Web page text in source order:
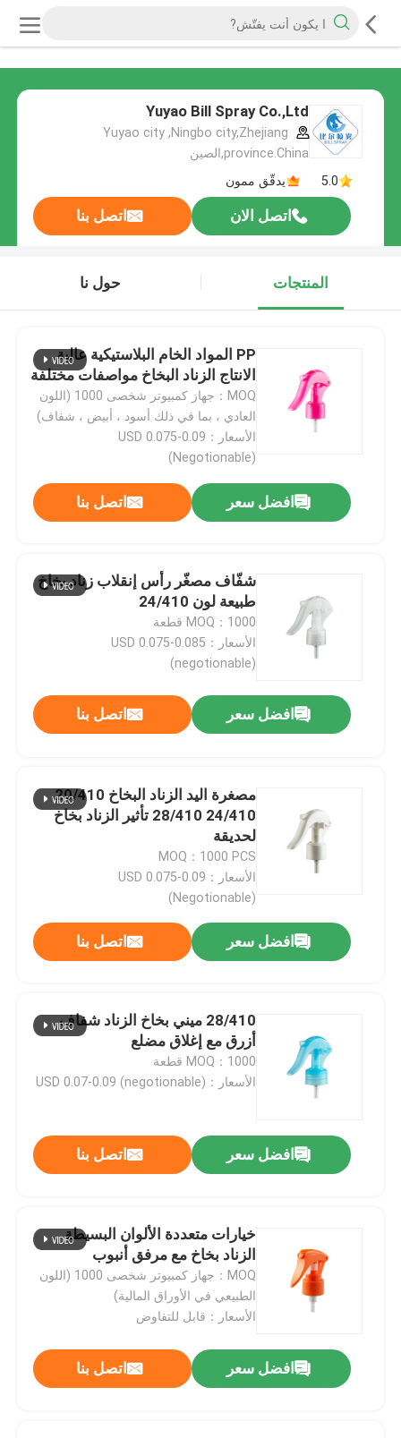
Yuyao Bill Spray Co.,Ltd
Yuyao city ,Ningbo city,Zhejiang
province.China,الصين
5.0
يدقّق ممون
اتصل الان اتصل بنا
المنتجات حول نا
PP المواد الخام البلاستيكية عالية
الانتاج الزناد البخاخ مواصفات مختلفة
MOQ：جهاز كمبيوتر شخصى 1000 (اللون
العادي ، بما في ذلك أسود ، أبيض ، شفاف)
الأسعار：USD 0.075-0.09
(Negotionable)
افضل سعر اتصل بنا
شفّاف مصغّر رأس إنقلاب زناد بخاخ
طبيعة لون 24/410
MOQ：1000 قطعة
الأسعار：USD 0.075-0.085
(negotionable)
افضل سعر اتصل بنا
مصغرة اليد الزناد البخاخ 20/410
24/410 28/410 تأثير الزناد بخاخ
لحديقة
MOQ：1000 PCS
الأسعار：USD 0.075-0.09
(Negotionable)
افضل سعر اتصل بنا
28/410 ميني بخاخ الزناد شفاف
أزرق مع إغلاق مضلع
MOQ：1000 قطعة
الأسعار：USD 0.07-0.09 (negotionable)
افضل سعر اتصل بنا
خيارات متعددة الألوان البسيطة
الزناد بخاخ مع مرفق أنبوب
MOQ：جهاز كمبيوتر شخصى 1000 (اللون
الطبيعي في الأوراق المالية)
الأسعار：قابل للتفاوض
افضل سعر اتصل بنا